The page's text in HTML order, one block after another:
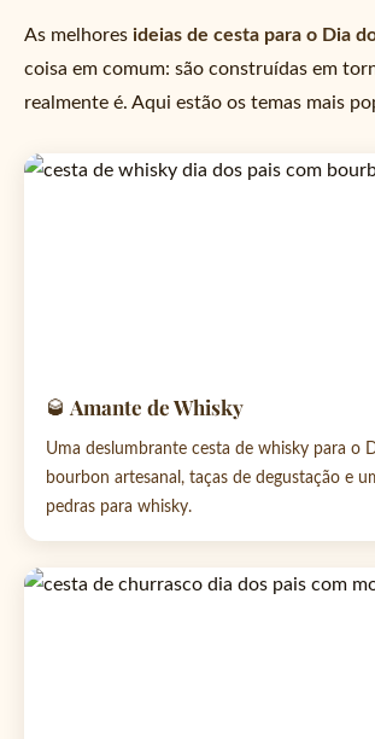
As melhores ideias de cesta para o Dia
coisa em comum: são construídas em
realmente é. Aqui estão os temas mais
🥃 Amante de Whisky
Uma deslumbrante cesta de whisky para o
bourbon artesanal, taças de degustação e
pedras para whisky.